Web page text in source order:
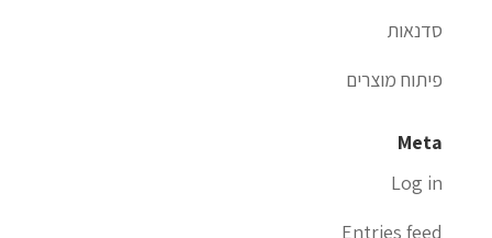
סדנאות
פיתוח מוצרים
Meta
Log in
Entries feed